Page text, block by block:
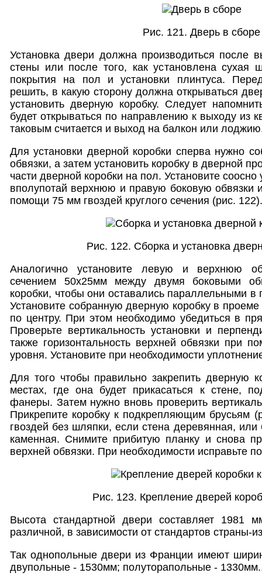
Рис. 121. Дверь в сборе
Установка двери должна производиться после
стены или после того, как установлена сухая
покрытия на пол и установки плинтуса.
решить, в какую сторону должна открываться
установить дверную коробку. Следует
будет открываться по направлению к выходу из
таковым считается и выход на балкон или
Для установки дверной коробки сперва нужно
обвязки, а затем установить коробку в дверной
части дверной коробки на пол. Установите
вполупотай верхнюю и правую боковую обвязки
помощи 75 мм гвоздей круглого сечения (рис. 122).
Рис. 122. Сборка и установка
Аналогично установите левую и верхнюю
сечением 50х25мм между двумя боковыми
коробки, чтобы они оставались параллельными в
Установите собранную дверную коробку в
по центру. При этом необходимо убедиться в
Проверьте вертикальность установки и
также горизонтальность верхней обвязки при
уровня. Установите при необходимости
Для того чтобы правильно закрепить дверную
местах, где она будет прикасаться к стене,
фанеры. Затем нужно вновь проверить
Прикрепите коробку к подкрепляющим брусьям
гвоздей без шляпки, если стена деревянная,
каменная. Снимите прибитую планку и снова
верхней обвязки. При необходимости исправьте
Рис. 123. Крепление дверей
Высота стандартной двери составляет
различной, в зависимости от стандартов страны-
Так однопольные двери из Франции имеют
двупольные - 1530мм; полуторапольные -